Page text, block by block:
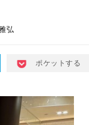
弘
ポケットする